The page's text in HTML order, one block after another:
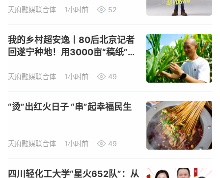
天府融媒联合体 1小时前 52
我的乡村超安逸丨80后北京记者
回遂宁种地！用3000亩“稿纸”，
天府融媒联合体 1小时前 49
“烫”出红火日子 “串”起幸福民生
天府融媒联合体 1小时前 49
四川轻化工大学“星火652队”：从